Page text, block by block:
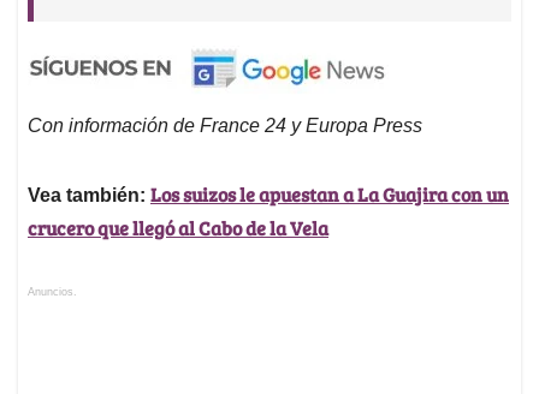
Con información de France 24 y Europa Press
Vea también: Los suizos le apuestan a La Guajira con un
crucero que llegó al Cabo de la Vela
Anuncios.